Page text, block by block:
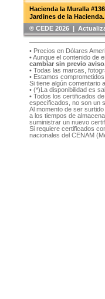
Hacienda la Muralla
Jardines de la
®️ CEDE 2026 |
• Precios en Dólares
• Aunque el contenido de
cambiar sin previo
• Todas las marcas,
• Estamos
Si tiene algún comentario
• (*)La disponibilidad es
• Todos los certificados
especificados, no son un
Al momento de ser
a los tiempos de
suministrar un nuevo
Si requiere certificados
nacionales del CENAM